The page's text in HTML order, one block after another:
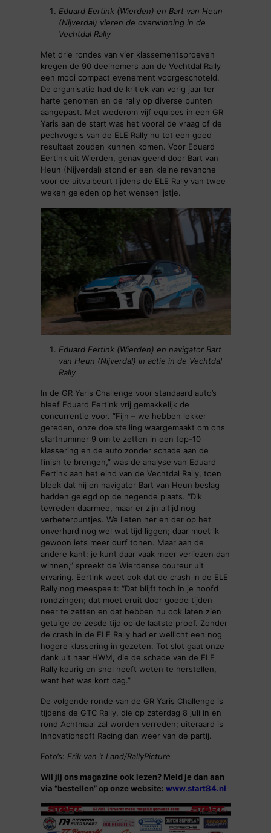
Eduard Eertink (Wierden) en Bart van Heun
(Nijverdal) vieren de overwinning in de
Vechtdal Rally
Met drie rondes van vier klassementsproeven
kregen de 90 deelnemers aan de Vechtdal Rally
een mooi compact evenement voorgeschoteld.
De organisatie had de kritiek van vorig jaar ter
harte genomen en de rally op diverse punten
aangepast. Met wederom vijf equipes in een GR
Yaris aan de start was het vooral de vraag of de
pechvogels van de ELE Rally nu tot een goed
resultaat zouden kunnen komen. Voor Eduard
Eertink uit Wierden, genavigeerd door Bart van
Heun (Nijverdal) stond er een kleine revanche
voor de uitvalbeurt tijdens de ELE Rally van twee
weken geleden op het wensenlijstje.
Eduard Eertink (Wierden) en navigator Bart
van Heun (Nijverdal) in actie in de Vechtdal
Rally
In de GR Yaris Challenge voor standaard auto’s
bleef Eduard Eertink vrij gemakkelijk de
concurrentie voor. “Fijn – we hebben lekker
gereden, onze doelstelling waargemaakt om ons
startnummer 9 om te zetten in een top-10
klassering en de auto zonder schade aan de
finish te brengen,” was de analyse van Eduard
Eertink aan het eind van de Vechtdal Rally, toen
bleek dat hij en navigator Bart van Heun beslag
hadden gelegd op de negende plaats. “Dik
tevreden daarmee, maar er zijn altijd nog
verbeterpuntjes. We lieten her en der op het
onverhard nog wel wat tijd liggen; daar moet ik
gewoon iets meer durf tonen. Maar aan de
andere kant: je kunt daar vaak meer verliezen dan
winnen,” spreekt de Wierdense coureur uit
ervaring. Eertink weet ook dat de crash in de ELE
Rally nog meespeelt: “Dat blijft toch in je hoofd
rondzingen; dat moet eruit door goede tijden
neer te zetten en dat hebben nu ook laten zien
getuige de zesde tijd op de laatste proef. Zonder
de crash in de ELE Rally had er wellicht een nog
hogere klassering in gezeten. Tot slot gaat onze
dank uit naar HWM, die de schade van de ELE
Rally keurig en snel heeft weten te herstellen,
want het was kort dag.”
De volgende ronde van de GR Yaris Challenge is
tijdens de GTC Rally, die op zaterdag 8 juli in en
rond Achtmaal zal worden verreden; uiteraard is
Innovationsoft Racing dan weer van de partij.
Foto’s: Erik van ’t Land/RallyPicture
Wil jij ons magazine ook lezen? Meld je dan aan
via “bestellen” op onze website: www.start84.nl